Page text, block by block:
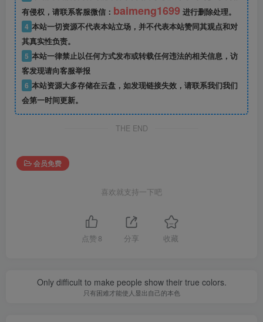
有侵权，请联系客服微信： baimeng1699 进行删除处理。
4 本站一切资源不代表本站立场，并不代表本站赞同其观点和对
其真实性负责。
5 本站一律禁止以任何方式发布或转载任何违法的相关信息，访
客发现请向客服举报
6 本站资源大多存储在云盘，如发现链接失效，请联系我们我们
会第一时间更新。
THE END
会员免费
喜欢就支持一下吧
点赞 8 分享 收藏
Only difficult to make people show their true colors.
只有困难才能使人显出自己的本色